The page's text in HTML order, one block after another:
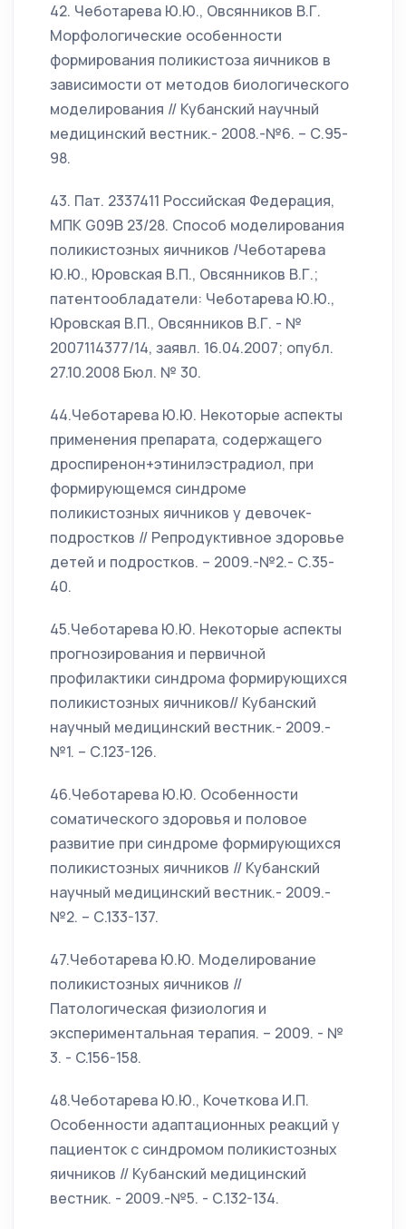
42. Чеботарева Ю.Ю., Овсянников В.Г.
Морфологические особенности
формирования поликистоза яичников в
зависимости от методов биологического
моделирования // Кубанский научный
медицинский вестник.- 2008.-№6. – С.95-
98.
43. Пат. 2337411 Российская Федерация,
МПК G09B 23/28. Способ моделирования
поликистозных яичников /Чеботарева
Ю.Ю., Юровская В.П., Овсянников В.Г.;
патентообладатели: Чеботарева Ю.Ю.,
Юровская В.П., Овсянников В.Г. - №
2007114377/14, заявл. 16.04.2007; опубл.
27.10.2008 Бюл. № 30.
44.Чеботарева Ю.Ю. Некоторые аспекты
применения препарата, содержащего
дроспиренон+этинилэстрадиол, при
формирующемся синдроме
поликистозных яичников у девочек-
подростков // Репродуктивное здоровье
детей и подростков. – 2009.-№2.- С.35-
40.
45.Чеботарева Ю.Ю. Некоторые аспекты
прогнозирования и первичной
профилактики синдрома формирующихся
поликистозных яичников// Кубанский
научный медицинский вестник.- 2009.-
№1. – С.123-126.
46.Чеботарева Ю.Ю. Особенности
соматического здоровья и половое
развитие при синдроме формирующихся
поликистозных яичников // Кубанский
научный медицинский вестник.- 2009.-
№2. – С.133-137.
47.Чеботарева Ю.Ю. Моделирование
поликистозных яичников //
Патологическая физиология и
экспериментальная терапия. – 2009. - №
3. - C.156-158.
48.Чеботарева Ю.Ю., Кочеткова И.П.
Особенности адаптационных реакций у
пациенток с синдромом поликистозных
яичников // Кубанский медицинский
вестник. - 2009.-№5. - С.132-134.